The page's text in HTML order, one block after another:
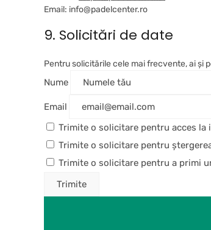
Email: info@padelcenter.ro
9. Solicitări de date
Pentru solicitările cele mai frecvente, ai și
Nume
Email
Trimite o solicitare pentru acces la
Trimite o solicitare pentru
Trimite o solicitare pentru a primi